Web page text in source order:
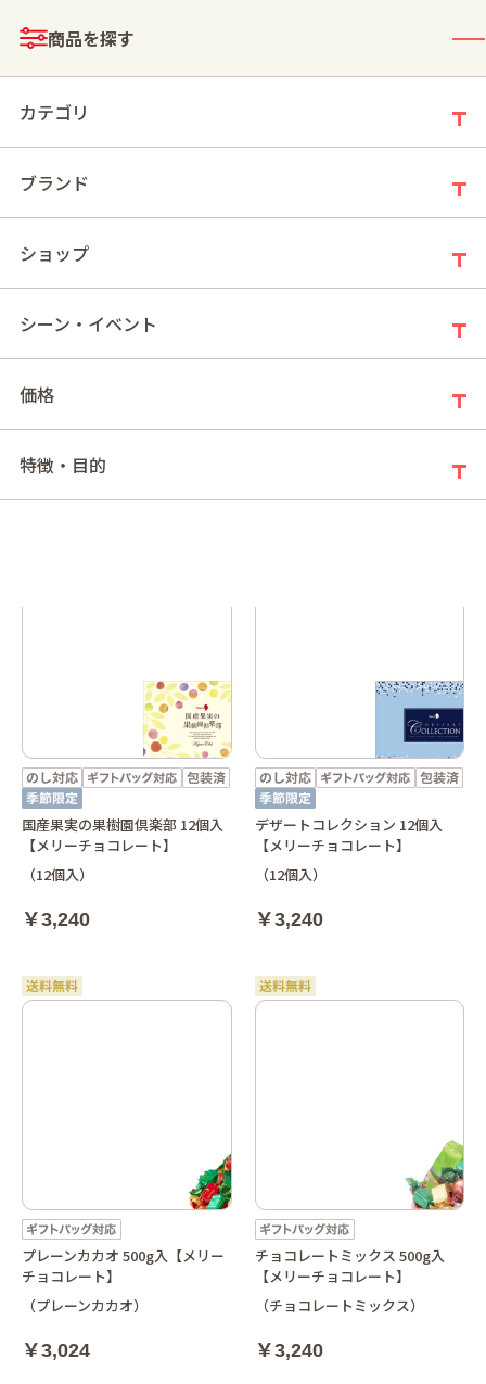
送料無料キャンペーン（2026サマーギフト特集 メリーチョコレート）
送料無料キャンペーン（2026サマーギフト特
集 メリーチョコレート）
商品を探す
カテゴリ
ブランド
ショップ
シーン・イベント
価格
特徴・目的
5 件の商品
国産果実の果樹園倶楽部 12個入
【メリーチョコレート】
（12個入）
￥3,240
デザートコレクション 12個入
【メリーチョコレート】
（12個入）
￥3,240
プレーンカカオ 500g入【メリー
チョコレート】
（プレーンカカオ）
￥3,024
チョコレートミックス 500g入
【メリーチョコレート】
（チョコレートミックス）
￥3,240